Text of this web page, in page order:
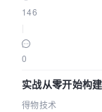
146
0
实战从零开始构
得物技术